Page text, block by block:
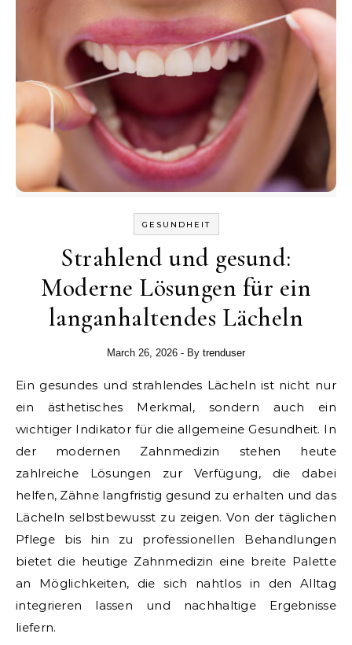
GESUNDHEIT
Strahlend und gesund:
Moderne Lösungen für ein
langanhaltendes Lächeln
March 26, 2026 - By trenduser
Ein gesundes und strahlendes Lächeln ist nicht nur
ein ästhetisches Merkmal, sondern auch ein
wichtiger Indikator für die allgemeine Gesundheit. In
der modernen Zahnmedizin stehen heute
zahlreiche Lösungen zur Verfügung, die dabei
helfen, Zähne langfristig gesund zu erhalten und das
Lächeln selbstbewusst zu zeigen. Von der täglichen
Pflege bis hin zu professionellen Behandlungen
bietet die heutige Zahnmedizin eine breite Palette
an Möglichkeiten, die sich nahtlos in den Alltag
integrieren lassen und nachhaltige Ergebnisse
liefern.